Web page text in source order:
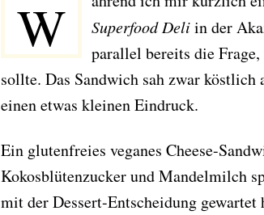
Superfood Deliin der
parallel bereits die Frage,
sollte. Das Sandwich sah zwar köstlich
einen etwas kleinen Eindruck.
Ein glutenfreies veganes Cheese-
Kokosblütenzucker und Mandelmilch
mit der Dessert-Entscheidung gewartet